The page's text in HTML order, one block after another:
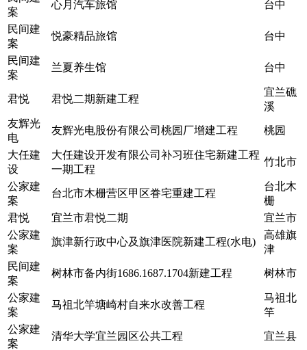
案
心月汽车旅馆 台中
民间建
案
悦豪精品旅馆 台中
民间建
案
兰夏养生馆 台中
君悦 君悦二期新建工程
宜兰礁
溪
友辉光
电
友辉光电股份有限公司桃园厂增建工程 桃园
大任建
设
大任建设开发有限公司补习班住宅新建工程
一期工程
竹北市
公家建
案
台北市木栅营区甲区眷宅重建工程
台北木
栅
君悦
宜兰市君悦二期
宜兰市
公家建
案
旗津新行政中心及旗津医院新建工程(水电)
高雄旗
津
民间建
案
树林市备内街1686.1687.1704新建工程 树林市
公家建
案
马祖北竿塘崎村自来水改善工程
马祖北
竿
公家建
案
清华大学宜兰园区公共工程 宜兰县